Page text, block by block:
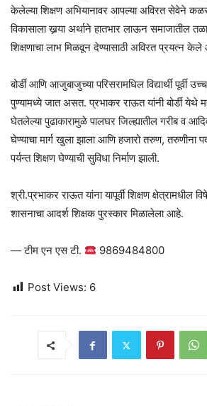
केलेल्या शिक्षण अभियानावर आपल्या अविरत सेवेने
विकासाला खर्‍या अर्थाने हातभार लाऊन समाजातील
शिक्षणाचा लाभ मिळवून देण्यासाठी अविरत प्रयत्न
बोर्डी आणि आजुबाजुच्या परिसरामधिल विद्यार्थी पूर्वी
पुण्यामध्ये जात असत. प्रभाकर राऊत यांनी बोर्डी येथे
घेतलेल्या पुढाकारामुळे पालघर जिल्ह्यातील गरीब व
घेण्याचा मार्ग खुला झाला आणि हजारो तरुण, तरुणीना
पर्यन्त शिक्षण घेण्याची सुविधा निर्माण झाली.
श्री.प्रभाकर राऊत यांना यापूर्वी शिक्षण क्षेत्रामधील
शासनाचा आदर्श शिक्षक पुरस्कार मिळालेला आहे.
— टीम एन एस टी. 9869484800
Post Views: 6